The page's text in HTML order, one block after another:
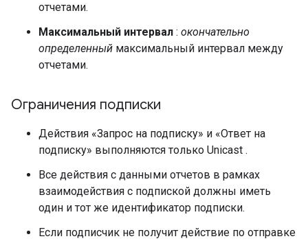
отчетами.
Максимальный интервал : окончательно
определенный максимальный интервал между
отчетами.
Ограничения подписки
Действия «Запрос на подписку» и «Ответ на
подписку» выполняются только Unicast .
Все действия с данными отчетов в рамках
взаимодействия с подпиской должны иметь
один и тот же идентификатор подписки.
Если подписчик не получит действие по отправке